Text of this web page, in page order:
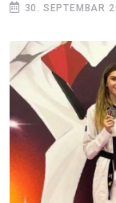
30. SEPTEMBAR